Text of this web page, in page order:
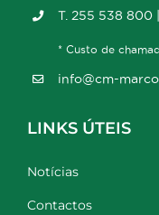
T. 255 538 800
* Custo de
info@cm-
LINKS ÚTEIS
Notícias
Contactos